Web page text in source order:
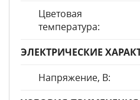
Цветовая
температура:
ЭЛЕКТРИЧЕСКИЕ
Напряжение, В: